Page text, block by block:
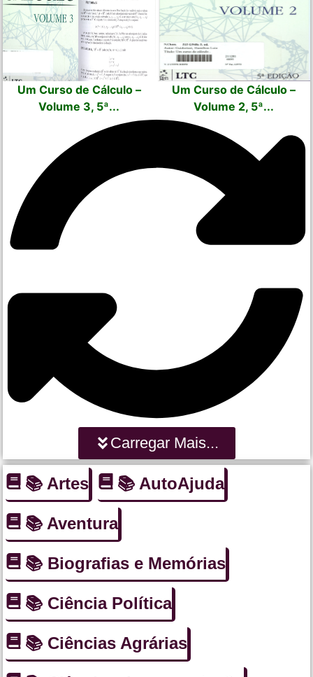
Um Curso de Cálculo –
Volume 3, 5ª...
Um Curso de Cálculo –
Volume 2, 5ª...
Carregar Mais...
📚 Artes 📚 AutoAjuda
📚 Aventura
📚 Biografias e Memórias
📚 Ciência Política
📚 Ciências Agrárias